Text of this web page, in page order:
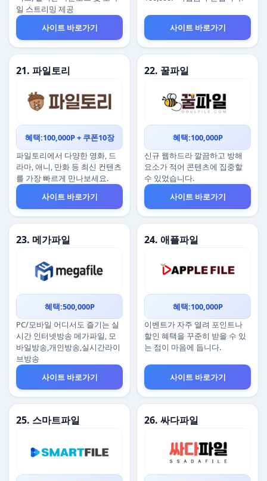
일 스트리밍 제공
사이트 바로가기
사이트 바로가기
21. 파일토리
혜택:100,000P + 쿠폰10장
파일토리에서 다양한 영화, 드
라마, 애니, 만화 등 최신 컨텐츠
를 가장 빠르게 만나보세요.
사이트 바로가기
22. 꿀파일
혜택:100,000P
신규 웹하드라 깔끔하고 방해
요소가 적어 콘텐츠에 집중할
수 있었습니다.
사이트 바로가기
23. 메가파일
혜택:500,000P
PC/모바일 어디서도 즐기는 실
시간 인터넷방송 메가파일, 모
바일방송,개인방송,실시간라이
브방송
사이트 바로가기
24. 애플파일
혜택:100,000P
이벤트가 자주 열려 포인트나
할인 혜택을 꾸준히 받을 수 있
는 점이 마음에 듭니다.
사이트 바로가기
25. 스마트파일 26. 싸다파일